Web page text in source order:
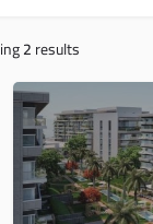
2results